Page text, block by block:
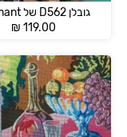
גובלן D562 של Diamant
₪ 119.00